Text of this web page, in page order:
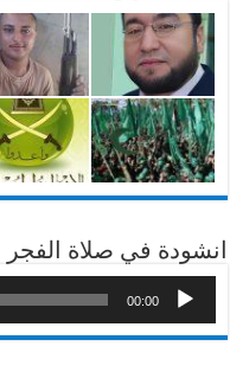
انشودة في صلاة الفجر
00:00